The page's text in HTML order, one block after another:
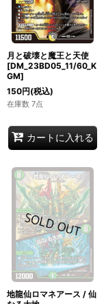
月と破壊と魔王と天使
[DM_23BD05_11/60_K
GM]
150円(税込)
在庫数 7点
カートに入れる
地龍仙ロマネアース / 仙